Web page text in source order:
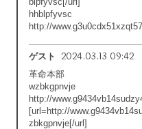
hhblpfyvsc
http://
ゲスト 2024.03.13 09:42
革命本部
wzbkgpnvje
http://
[url=http://
zbkgpnvje[/url]